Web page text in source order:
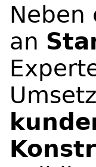
Neben
an